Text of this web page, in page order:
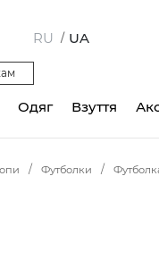
RU / UA
Одяг Взуття
Футболки